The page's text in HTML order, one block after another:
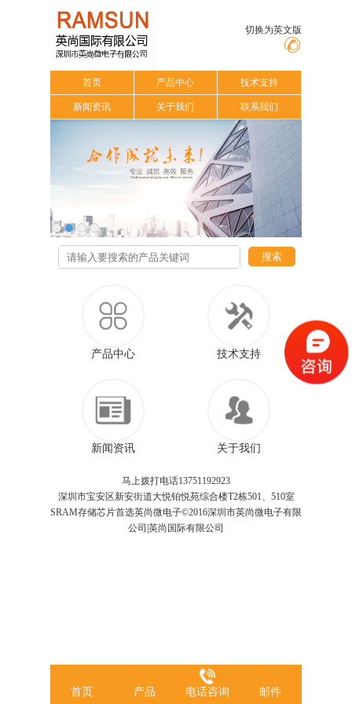
切换为英文版
首页 产品中心 技术支持
新闻资讯 关于我们 联系我们
搜索
产品中心 技术支持
新闻资讯 关于我们
马上拨打电话13751192923
深圳市宝安区新安街道大悦铂悦苑综合楼T2栋501、510室
SRAM存储芯片首选英尚微电子©2016深圳市英尚微电子有限
公司|英尚国际有限公司
首页 产品 电话咨询 邮件